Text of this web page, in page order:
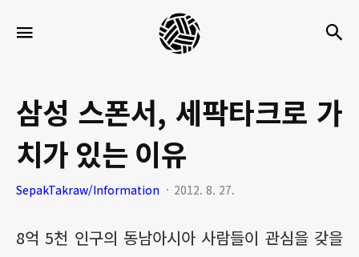
세
팍
크
로
라
이
삼성 스폰서, 세팍타크로 가
치가 있는 이유
SepakTakraw/Information 2012. 8. 27.
8억 5천 인구의 동남아시아 사람들이 관심을 갖을